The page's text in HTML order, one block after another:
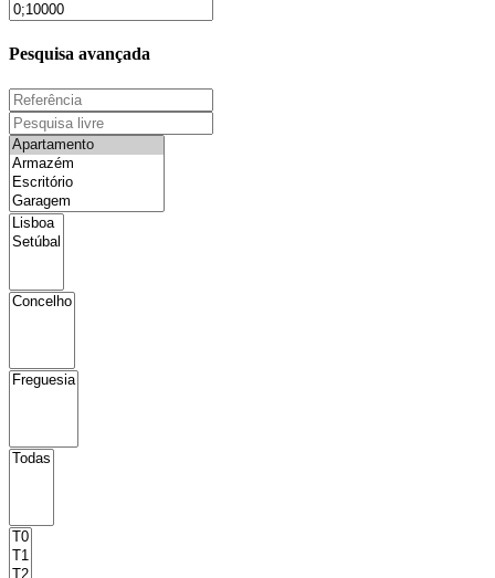
Pesquisa avançada